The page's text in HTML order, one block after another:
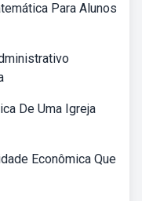
Para Alunos
De Uma Igreja
Econômica Que